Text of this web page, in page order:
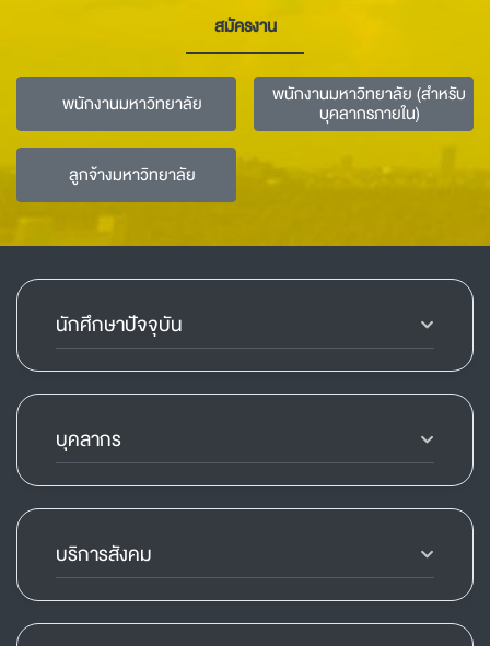
สมัครงาน
พนักงานมหาวิทยาลัย พนักงานมหาวิทยาลัย (สำหรับ
บุคลากรภายใน)
ลูกจ้างมหาวิทยาลัย
นักศึกษาปัจจุบัน
บุคลากร
บริการสังคม